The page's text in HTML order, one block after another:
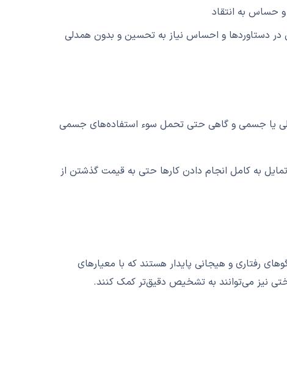
حساس به انتقاد
در دستاوردها و احساس نیاز به تحسین و بدون همدلی
مالی یا جسمی و گاهی حتی تحمل سوء استفاده‌های جسمی
به کامل انجام دادن کارها حتی به قیمت گذشتن از
رفتاری و هیجانی پایدار هستند که با معیارهای